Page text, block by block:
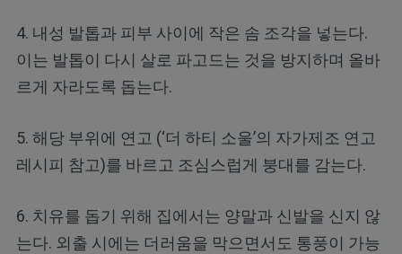
4. 내성 발톱과 피부 사이에 작은 솜 조각을 넣는다.
이는 발톱이 다시 살로 파고드는 것을 방지하며 올바
르게 자라도록 돕는다.
5. 해당 부위에 연고 (‘더 하티 소울’의 자가제조 연고
레시피 참고)를 바르고 조심스럽게 붕대를 감는다.
6. 치유를 돕기 위해 집에서는 양말과 신발을 신지 않
는다. 외출 시에는 더러움을 막으면서도 통풍이 가능